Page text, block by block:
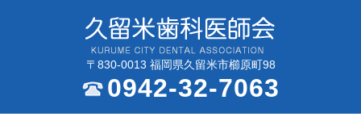
〒830-0013 福岡県久留米市櫛原町98
0942-32-7063